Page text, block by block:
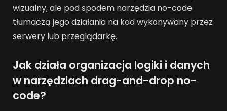
wizualny, ale pod spodem narzędzia no-code
tłumaczą jego działania na kod wykonywany przez
serwery lub przeglądarkę.
Jak działa organizacja logiki i danych
w narzędziach drag-and-drop no-
code?